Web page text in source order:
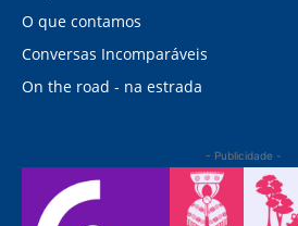
O que contamos
Conversas Incomparáveis
On the road - na estrada
- Publicidade -